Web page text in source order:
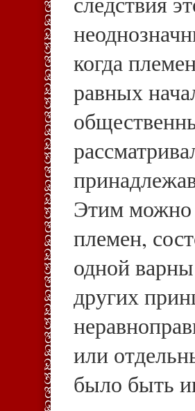
когда
равных
Этим можно
племен,
одной
других
или
было быть